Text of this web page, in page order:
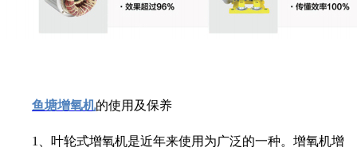
鱼塘增氧机的使用及保养
1、叶轮式增氧机是近年来使用为广泛的一种。增氧机增